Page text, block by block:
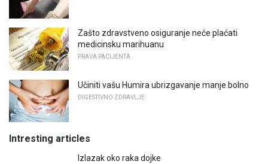
Zašto zdravstveno osiguranje neće plaćati
medicinsku marihuanu
PRAVA PACIJENTA
Učiniti vašu Humira ubrizgavanje manje bolno
DIGESTIVNO ZDRAVLJE
Intresting articles
Izlazak oko raka dojke